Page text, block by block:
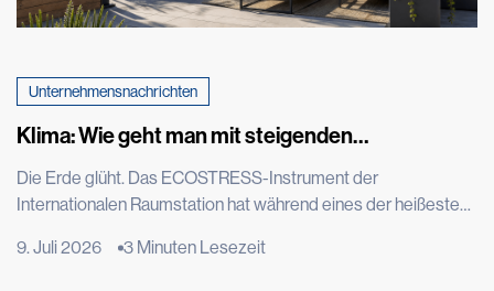
Unternehmensnachrichten
Klima: Wie geht man mit steigenden
Die Erde glüht. Das ECOSTRESS-Instrument der
Internationalen Raumstation hat während eines der heißesten
Vogelperspektive fotografiert, und die Satellitenbilder von
9. Juli 2026 3 Minuten Lesezeit